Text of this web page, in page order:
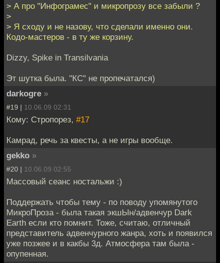
> А про "Инфограмес" и микропрозу все забыли ?
>
> Я сходу и не назову, что сделали именно они.
Кодо-мастеров - в ту же корзину.
Dizzy, Spike in Transilvania
Эт шутка была. "КС" не пропечатался)
darkogre »
#19 | 10.06.09 02:31
Кому: Стропорез, #17
Камрад, речь за квесты, а не игры вообще.
gekko »
#20 | 10.06.09 02:55
Массовый сеанс ностальжи :)
Поддержать чтобы тему - по поводу упомянутого
МикроПроза - была такая экшЫн/адвенчур Dark
Earth если кто помнит. Тоже, считаю, отличный
представитель адвенчурного жанра, хоть и появился
уже позжее и в какбы 3д. Атмосфера там была -
опупенная.